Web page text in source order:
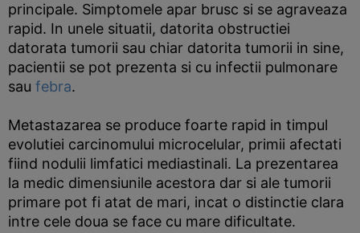
principale. Simptomele apar brusc si se agraveaza
rapid. In unele situatii, datorita obstructiei
datorata tumorii sau chiar datorita tumorii in sine,
pacientii se pot prezenta si cu infectii pulmonare
sau febra.
Metastazarea se produce foarte rapid in timpul
evolutiei carcinomului microcelular, primii afectati
fiind nodulii limfatici mediastinali. La prezentarea
la medic dimensiunile acestora dar si ale tumorii
primare pot fi atat de mari, incat o distinctie clara
intre cele doua se face cu mare dificultate.